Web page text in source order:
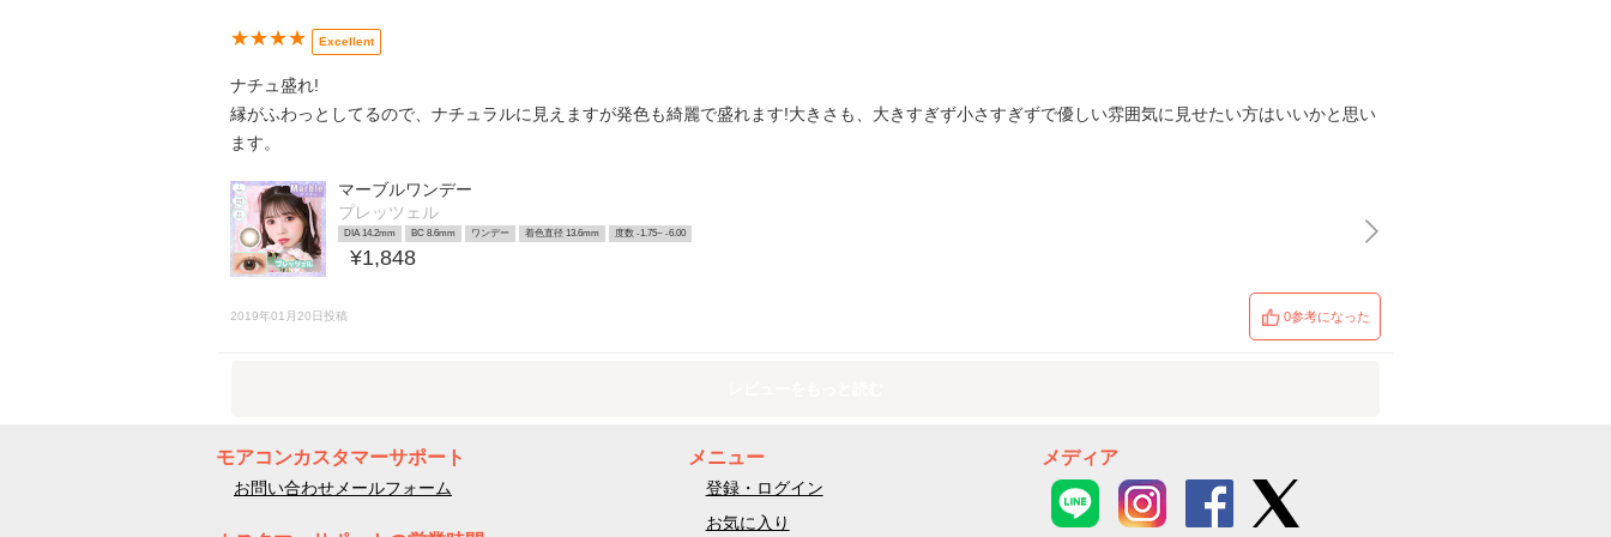
★★★★ Excellent
ナチュ盛れ!
縁がふわっとしてるので、ナチュラルに見えますが発色も綺麗で盛れます!大きさも、大きすぎず小さすぎずで優しい雰囲気に見せたい方はいいかと思い
ます。
マーブルワンデー
プレッツェル
DIA 14.2mm BC 8.6mm ワンデー 着色直径 13.6mm 度数 -1.75~ -6.00
¥1,848
2019年01月20日投稿 0参考になった
モアコンカスタマーサポート
お問い合わせメールフォーム
メニュー
登録・ログイン
お気に入り
メディア